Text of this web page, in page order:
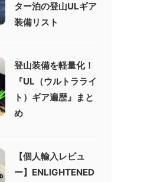
ター泊の登山ULギア
装備リスト
登山装備を軽量化！
『UL（ウルトラライ
ト）ギア遍歴』まと
め
【個人輸入レビュ
ー】ENLIGHTENED